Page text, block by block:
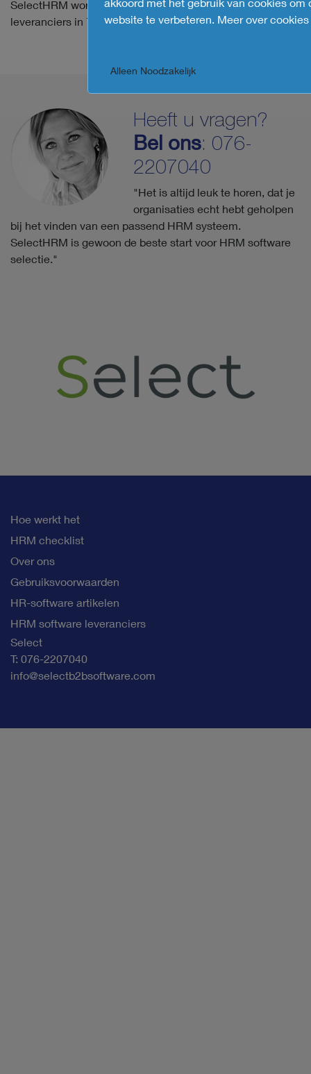
website te verbeteren. Meer over cookies
Alleen Noodzakelijk
SelectHRM wordt erkend door toonaangevende HRM
leveranciers in 7 Europese landen.
Heeft u vragen?
Bel ons: 076-
2207040
"Het is altijd leuk te horen, dat je
organisaties echt hebt geholpen
bij het vinden van een passend HRM systeem.
SelectHRM is gewoon de beste start voor HRM software
selectie."
Hoe werkt het
HRM checklist
Over ons
Gebruiksvoorwaarden
HR-software artikelen
HRM software leveranciers
Select
T: 076-2207040
info@selectb2bsoftware.com